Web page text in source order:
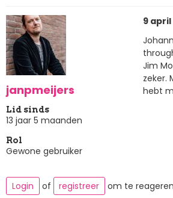
janpmeijers
Lid sinds
13 jaar 5 maanden
Rol
Gewone gebruiker
9 april
Jim
zeker.
hebt
Login of registreer om te reageren